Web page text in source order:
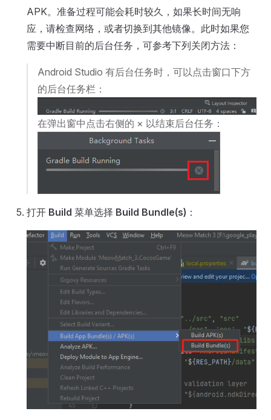
APK。准备过程可能会耗时较久，如果长时间无响
应，请检查网络，或者切换到其他镜像。此时如果您
需要中断目前的后台任务，可参考下列关闭方法：
Android Studio 有后台任务时，可以点击窗口下方
的后台任务栏：
在弹出窗中点击右侧的 × 以结束后台任务：
打开 Build 菜单选择 Build Bundle(s) ：